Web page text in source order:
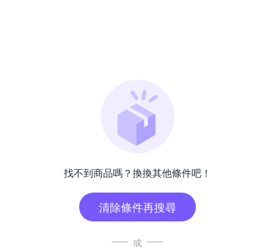
找不到商品嗎？換換其他條件吧！
清除條件再搜尋
或